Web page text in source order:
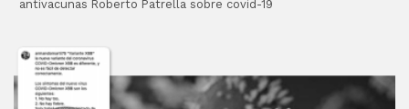
antivacunas Roberto Patrella sobre covid-19